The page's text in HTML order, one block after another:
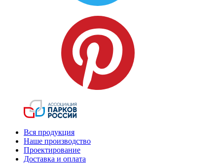
Вся продукция
Наше производство
Проектирование
Доставка и оплата